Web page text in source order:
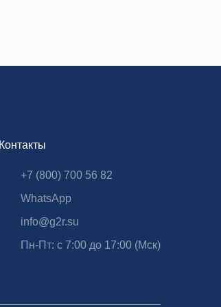
Контакты
+7 (800) 700 56 82
WhatsApp
info@g2r.su
Пн-Пт: с 7:00 до 17:00 (Мск)